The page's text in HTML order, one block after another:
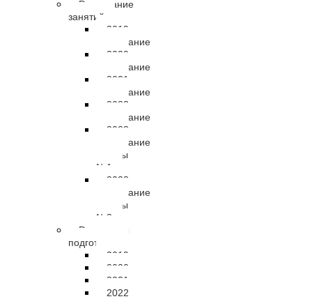
Расписание
занятий
2019
расписание
2020
расписание
2021
расписание
2022
расписание
2023
расписание
группы
№1
2023
расписание
группы
№2
Результаты
подготовки
2019
2020
2021
2022